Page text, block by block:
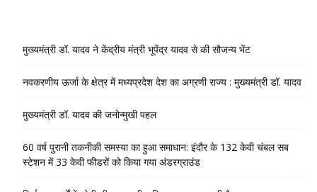
मुख्यमंत्री डॉ. यादव ने केंद्रीय मंत्री भूपेंद्र यादव से की सौजन्य भेंट
नवकरणीय ऊर्जा के क्षेत्र में मध्यप्रदेश देश का अग्रणी राज्य : मुख्यमंत्री डॉ. यादव
मुख्यमंत्री डॉ. यादव की जनोन्मुखी पहल
60 वर्ष पुरानी तकनीकी समस्या का हुआ समाधान: इंदौर के 132 केवी चंबल सब
स्टेशन में 33 केवी फीडरों को किया गया अंडरग्राउंड